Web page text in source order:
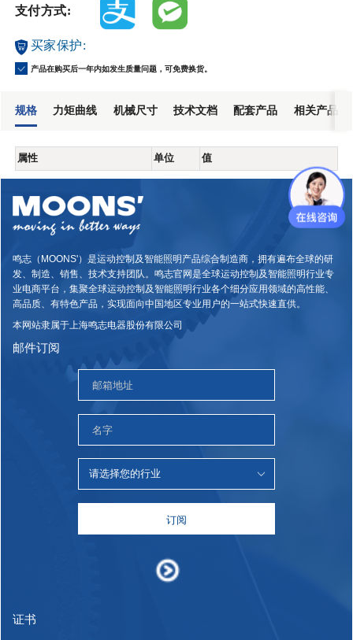
支付方式:
买家保护:
产品在购买后一年内如发生质量问题，可免费换货。
规格 力矩曲线 机械尺寸 技术文档 配套产品 相关产品
属性 单位 值
鸣志（MOONS'）是运动控制及智能照明产品综合制造商，拥有遍布全球的研
发、制造、销售、技术支持团队。鸣志官网是全球运动控制及智能照明行业专
业电商平台，集聚全球运动控制及智能照明行业各个细分应用领域的高性能、
高品质、有特色产品，实现面向中国地区专业用户的一站式快速直供。
本网站隶属于上海鸣志电器股份有限公司
邮件订阅
订阅
证书